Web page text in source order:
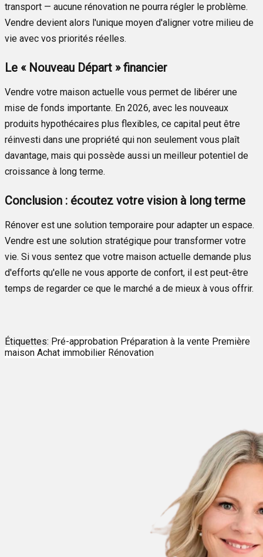
transport — aucune rénovation ne pourra régler le problème.
Vendre devient alors l'unique moyen d'aligner votre milieu de
vie avec vos priorités réelles.
Le « Nouveau Départ » financier
Vendre votre maison actuelle vous permet de libérer une
mise de fonds importante. En 2026, avec les nouveaux
produits hypothécaires plus flexibles, ce capital peut être
réinvesti dans une propriété qui non seulement vous plaît
davantage, mais qui possède aussi un meilleur potentiel de
croissance à long terme.
Conclusion : écoutez votre vision à long terme
Rénover est une solution temporaire pour adapter un espace.
Vendre est une solution stratégique pour transformer votre
vie. Si vous sentez que votre maison actuelle demande plus
d'efforts qu'elle ne vous apporte de confort, il est peut-être
temps de regarder ce que le marché a de mieux à vous offrir.
Étiquettes: Pré-approbation Préparation à la vente Première
maison Achat immobilier Rénovation